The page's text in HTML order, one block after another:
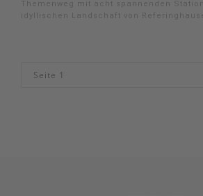
Themenweg mit acht spannenden
idyllischen Landschaft von